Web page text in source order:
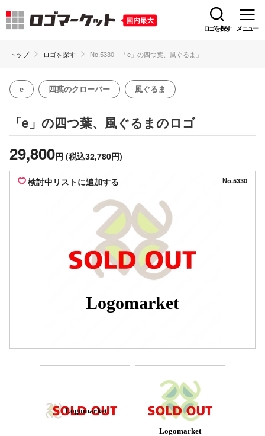
ロゴを探す メニュー
トップ ロゴを探す No.5330「「e」の四つ葉、風ぐるま」
e 四葉のクローバー 風ぐるま
「e」の四つ葉、風ぐるまのロゴ
29,800円 (税込32,780円)
検討中リストに追加する No.5330
Logomarket
Logomarket
Logomarket